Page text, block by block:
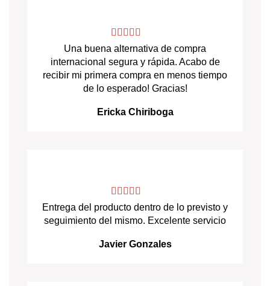
Una buena alternativa de compra
internacional segura y rápida. Acabo de
recibir mi primera compra en menos tiempo
de lo esperado! Gracias!
Ericka Chiriboga
Entrega del producto dentro de lo previsto y
seguimiento del mismo. Excelente servicio
Javier Gonzales